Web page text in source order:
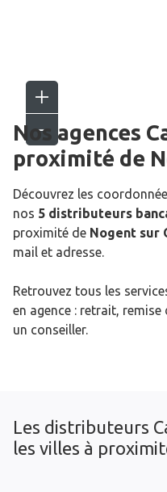
Nos agences
proximité de
Découvrez les
nos 5 distributeurs
proximité de Nogent sur
mail et adresse.
Retrouvez tous les
en agence : retrait,
un conseiller.
Les distributeurs
les villes à